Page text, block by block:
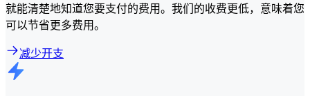
就能清楚地知道您要支付的费用。我们的收费更低，意味着您
可以节省更多费用。
减少开支